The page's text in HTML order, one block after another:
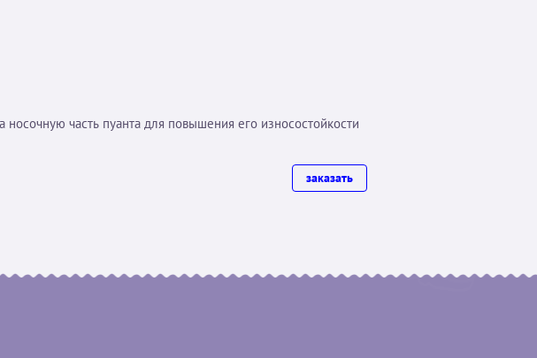
часть пуанта для повышения его износостойкости
заказать